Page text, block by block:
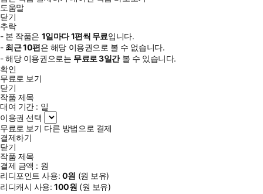
도움말
닫기
추락
- 본 작품은 1일마다1편씩 무료입니다.
- 최근10편은 해당 이용권으로 볼 수 없습니다.
- 해당 이용권으로는 무료로3일간볼 수 있습니다.
확인
무료로 보기
닫기
작품 제목
대여 기간 : 일
이용권 선택
무료로 보기 다른 방법으로 결제
결제하기
닫기
작품 제목
결제 금액 : 원
리디포인트 사용: 0원 (원 보유)
리디캐시 사용:100원 (원 보유)